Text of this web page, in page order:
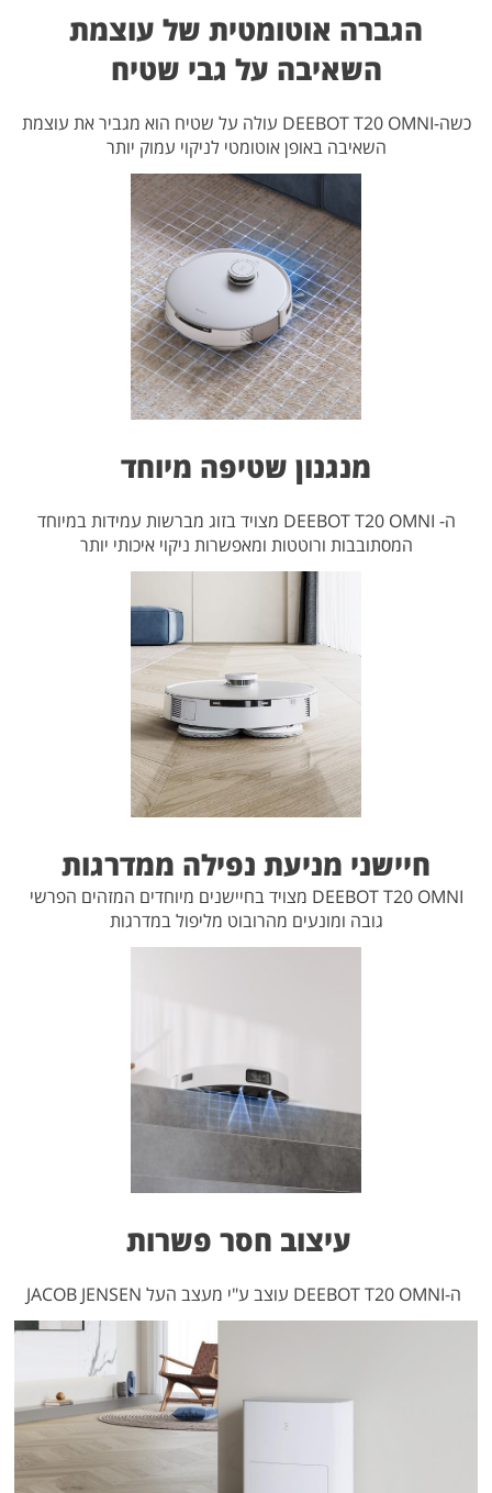
הגברה אוטומטית של עוצמת
השאיבה על גבי שטיח
כשה-DEEBOT T20 OMNI עולה על שטיח הוא מגביר את עוצמת
השאיבה באופן אוטומטי לניקוי עמוק יותר
מנגנון שטיפה מיוחד
ה- DEEBOT T20 OMNI מצויד בזוג מברשות עמידות במיוחד
המסתובבות ורוטטות ומאפשרות ניקוי איכותי יותר
חיישני מניעת נפילה ממדרגות
DEEBOT T20 OMNI מצויד בחיישנים מיוחדים המזהים הפרשי
גובה ומונעים מהרובוט מליפול במדרגות
עיצוב חסר פשרות
ה-DEEBOT T20 OMNI עוצב ע"י מעצב העל JACOB JENSEN